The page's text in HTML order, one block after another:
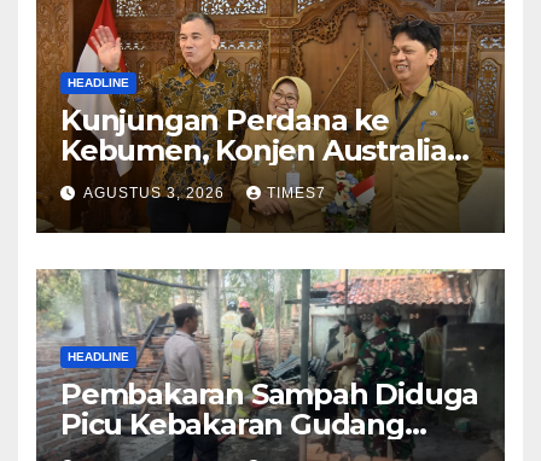
HEADLINE
Kunjungan Perdana ke
Kebumen, Konjen Australia
Jajaki Kerja Sama Pariwisata
hingga Pendidikan
AGUSTUS 3, 2026 TIMES7
HEADLINE
Pembakaran Sampah Diduga
Picu Kebakaran Gudang